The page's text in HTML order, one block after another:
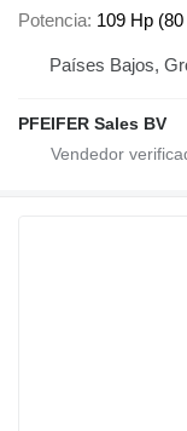
Potencia 109 Hp
Países Bajos,
PFEIFER Sales BV